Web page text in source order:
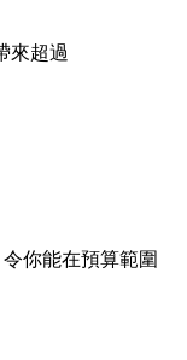
來超過
你能在預算範圍